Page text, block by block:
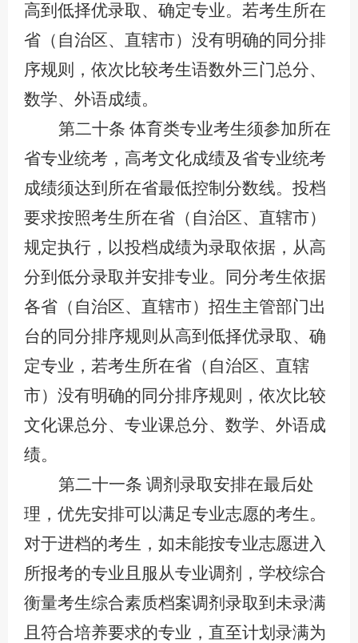
高到低择优录取、确定专业。若考生所在
省（自治区、直辖市）没有明确的同分排
序规则，依次比较考生语数外三门总分、
数学、外语成绩。
第二十条 体育类专业考生须参加所在
省专业统考，高考文化成绩及省专业统考
成绩须达到所在省最低控制分数线。投档
要求按照考生所在省（自治区、直辖市）
规定执行，以投档成绩为录取依据，从高
分到低分录取并安排专业。同分考生依据
各省（自治区、直辖市）招生主管部门出
台的同分排序规则从高到低择优录取、确
定专业，若考生所在省（自治区、直辖
市）没有明确的同分排序规则，依次比较
文化课总分、专业课总分、数学、外语成
绩。
第二十一条 调剂录取安排在最后处
理，优先安排可以满足专业志愿的考生。
对于进档的考生，如未能按专业志愿进入
所报考的专业且服从专业调剂，学校综合
衡量考生综合素质档案调剂录取到未录满
且符合培养要求的专业，直至计划录满为